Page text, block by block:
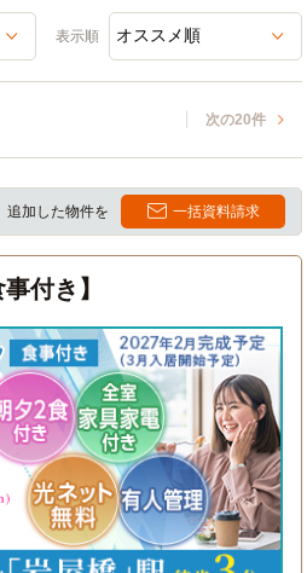
表示順
次の20件
追加した物件を 一括資料請求
付き】